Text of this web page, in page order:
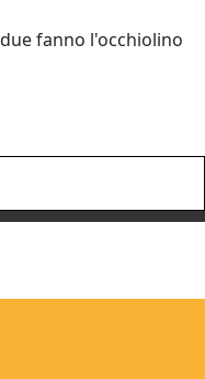
fanno l'occhiolino